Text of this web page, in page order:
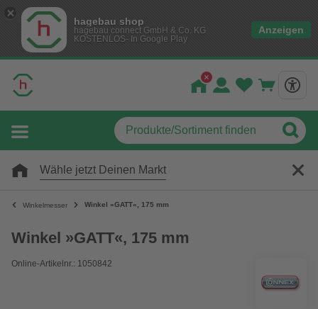
hagebau shop
hagebau connect GmbH & Co. KG
KOSTENLOS- In Google Play
Anzeigen
Wähle jetzt Deinen Markt
Winkelmesser Winkel »GATT«, 175 mm
Winkel »GATT«, 175 mm
Online-Artikelnr.: 1050842